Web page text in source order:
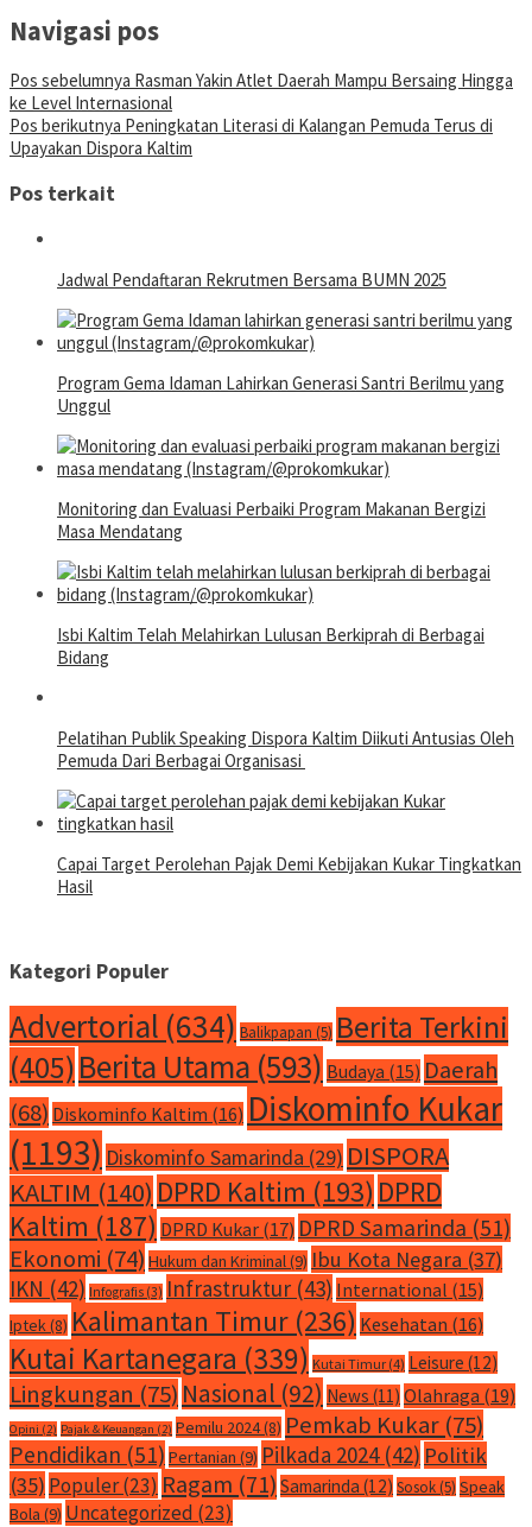
Navigasi pos
Pos sebelumnya Rasman Yakin Atlet Daerah Mampu Bersaing Hingga
ke Level Internasional
Pos berikutnya Peningkatan Literasi di Kalangan Pemuda Terus di
Upayakan Dispora Kaltim
Pos terkait
Jadwal Pendaftaran Rekrutmen Bersama BUMN 2025
Program Gema Idaman Lahirkan Generasi Santri Berilmu yang
Unggul
Monitoring dan Evaluasi Perbaiki Program Makanan Bergizi
Masa Mendatang
Isbi Kaltim Telah Melahirkan Lulusan Berkiprah di Berbagai
Bidang
Pelatihan Publik Speaking Dispora Kaltim Diikuti Antusias Oleh
Pemuda Dari Berbagai Organisasi
Capai Target Perolehan Pajak Demi Kebijakan Kukar Tingkatkan
Hasil
Kategori Populer
Advertorial (634) Balikpapan (5) Berita Terkini
(405)Berita Utama (593) Budaya (15) Daerah
(68) Diskominfo Kaltim (16) Diskominfo Kukar
(1193) Diskominfo Samarinda (29) DISPORA
KALTIM (140) DPRD Kaltim (193) DPRD
Kaltim (187) DPRD Kukar (17) DPRD Samarinda (51)
Ekonomi (74) Hukum dan Kriminal(9) Ibu Kota Negara (37)
IKN (42) Infografis (3) Infrastruktur (43) International (15)
Iptek(8) Kalimantan Timur (236) Kesehatan (16)
Kutai Kartanegara (339) Kutai Timur (4) Leisure (12)
Lingkungan (75) Nasional (92) News (11) Olahraga (19)
Opini (2) Pajak & Keuangan (2) Pemilu 2024(8) Pemkab Kukar (75)
Pendidikan (51) Pertanian (9) Pilkada 2024(42) Politik
(35) Populer(23) Ragam (71) Samarinda (12) Sosok(5) Speak
Bola (9) Uncategorized (23)